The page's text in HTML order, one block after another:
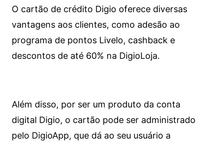
O cartão de crédito Digio oferece diversas
vantagens aos clientes, como adesão ao
programa de pontos Livelo, cashback e
descontos de até 60% na DigioLoja.
Além disso, por ser um produto da conta
digital Digio, o cartão pode ser administrado
pelo DigioApp, que dá ao seu usuário a